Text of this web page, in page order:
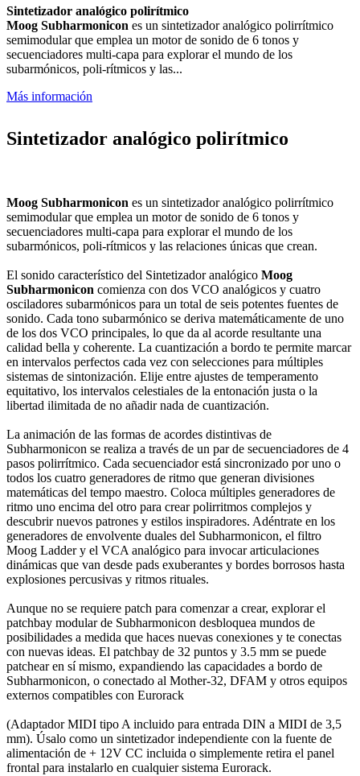
Sintetizador analógico polirítmico
Moog Subharmonicon es un sintetizador analógico polirrítmico
semimodular que emplea un motor de sonido de 6 tonos y
secuenciadores multi-capa para explorar el mundo de los
subarmónicos, poli-rítmicos y las...
Más información
Sintetizador analógico polirítmico
Moog Subharmonicon es un sintetizador analógico polirrítmico
semimodular que emplea un motor de sonido de 6 tonos y
secuenciadores multi-capa para explorar el mundo de los
subarmónicos, poli-rítmicos y las relaciones únicas que crean.
El sonido característico del Sintetizador analógico Moog
Subharmonicon comienza con dos VCO analógicos y cuatro
osciladores subarmónicos para un total de seis potentes fuentes de
sonido. Cada tono subarmónico se deriva matemáticamente de uno
de los dos VCO principales, lo que da al acorde resultante una
calidad bella y coherente. La cuantización a bordo te permite marcar
en intervalos perfectos cada vez con selecciones para múltiples
sistemas de sintonización. Elije entre ajustes de temperamento
equitativo, los intervalos celestiales de la entonación justa o la
libertad ilimitada de no añadir nada de cuantización.
La animación de las formas de acordes distintivas de
Subharmonicon se realiza a través de un par de secuenciadores de 4
pasos polirrítmico. Cada secuenciador está sincronizado por uno o
todos los cuatro generadores de ritmo que generan divisiones
matemáticas del tempo maestro. Coloca múltiples generadores de
ritmo uno encima del otro para crear polirritmos complejos y
descubrir nuevos patrones y estilos inspiradores. Adéntrate en los
generadores de envolvente duales del Subharmonicon, el filtro
Moog Ladder y el VCA analógico para invocar articulaciones
dinámicas que van desde pads exuberantes y bordes borrosos hasta
explosiones percusivas y ritmos rituales.
Aunque no se requiere patch para comenzar a crear, explorar el
patchbay modular de Subharmonicon desbloquea mundos de
posibilidades a medida que haces nuevas conexiones y te conectas
con nuevas ideas. El patchbay de 32 puntos y 3.5 mm se puede
patchear en sí mismo, expandiendo las capacidades a bordo de
Subharmonicon, o conectado al Mother-32, DFAM y otros equipos
externos compatibles con Eurorack
(Adaptador MIDI tipo A incluido para entrada DIN a MIDI de 3,5
mm). Úsalo como un sintetizador independiente con la fuente de
alimentación de + 12V CC incluida o simplemente retira el panel
frontal para instalarlo en cualquier sistema Eurorack.